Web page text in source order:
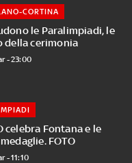
le Paralimpiadi, le
della cerimonia
CORTINA
- 23:00
celebra Fontana e le
FOTO
- 11:10